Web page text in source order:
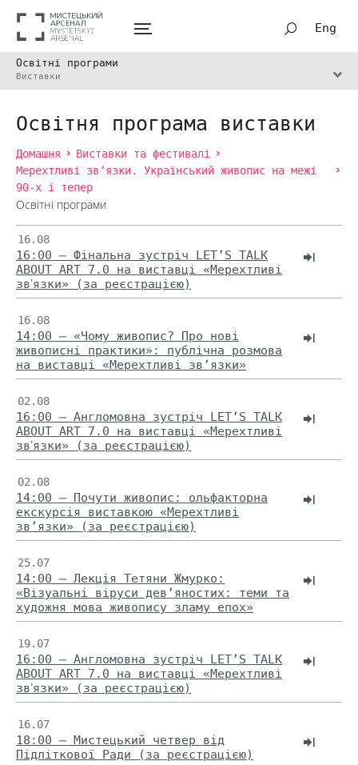
Eng
Освітні програми
Виставки
Освітня програма виставки
Домашня
Виставки та фестивалі
Мерехтливі зв’язки. Український живопис на межі
90-х і тепер
Освітні програми
16.08
16:00 — Фінальна зустріч LET’S TALK
ABOUT ART 7.0 на виставці «Мерехтливі
звʼязки» (за реєстрацією)
16.08
14:00 — «Чому живопис? Про нові
живописні практики»: публічна розмова
на виставці «Мерехтливі зв’язки»
02.08
16:00 — Англомовна зустріч LET’S TALK
ABOUT ART 7.0 на виставці «Мерехтливі
звʼязки» (за реєстрацією)
02.08
14:00 — Почути живопис: ольфакторна
екскурсія виставкою «Мерехтливі
зв’язки» (за реєстрацією)
25.07
14:00 — Лекція Тетяни Жмурко:
«Візуальні віруси дев’яностих: теми та
художня мова живопису зламу епох»
19.07
16:00 — Англомовна зустріч LET’S TALK
ABOUT ART 7.0 на виставці «Мерехтливі
звʼязки» (за реєстрацією)
16.07
18:00 — Мистецький четвер від
Підліткової Ради (за реєстрацією)